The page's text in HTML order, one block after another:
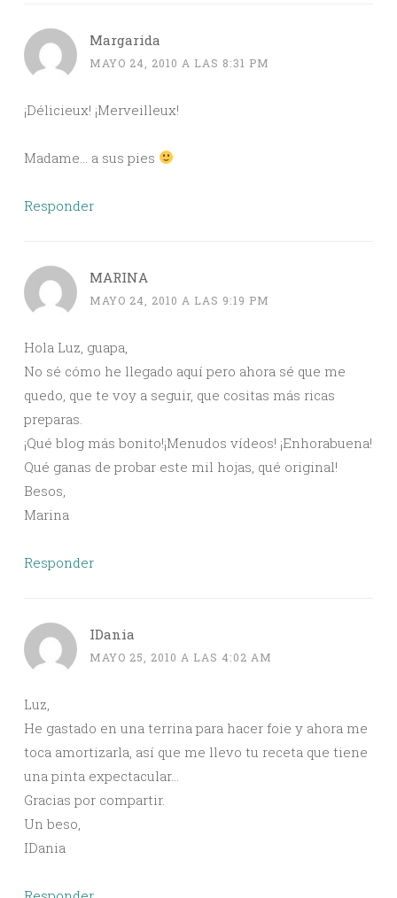
Margarida
MAYO 24, 2010 A LAS 8:31 PM
¡Délicieux! ¡Merveilleux!
Madame… a sus pies
Responder
MARINA
MAYO 24, 2010 A LAS 9:19 PM
Hola Luz, guapa,
No sé cómo he llegado aquí pero ahora sé que me
quedo, que te voy a seguir, que cositas más ricas
preparas.
¡Qué blog más bonito!¡Menudos vídeos! ¡Enhorabuena!
Qué ganas de probar este mil hojas, qué original!
Besos,
Marina
Responder
IDania
MAYO 25, 2010 A LAS 4:02 AM
Luz,
He gastado en una terrina para hacer foie y ahora me
toca amortizarla, así que me llevo tu receta que tiene
una pinta expectacular…
Gracias por compartir.
Un beso,
IDania